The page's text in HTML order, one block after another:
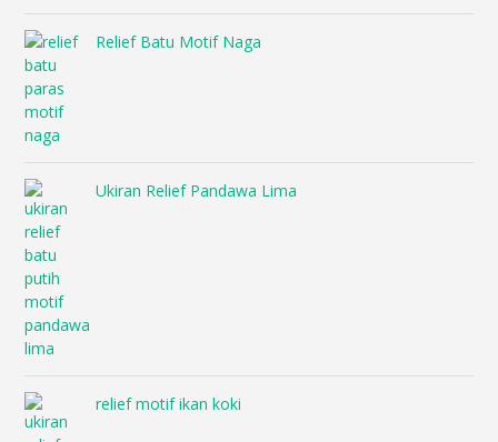
Relief Batu Motif Naga
Ukiran Relief Pandawa Lima
relief motif ikan koki